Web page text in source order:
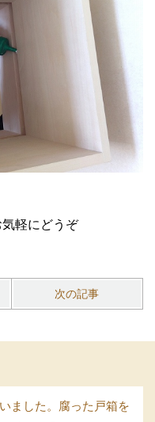
軽にどうぞ
次の記事
ました。腐った戸箱を